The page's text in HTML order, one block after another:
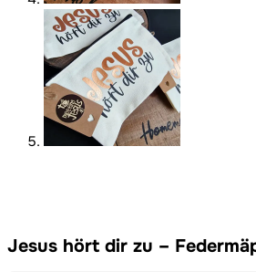
Jesus hört dir zu –